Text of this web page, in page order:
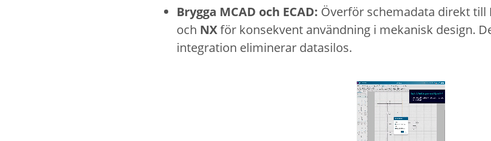
Brygga MCAD och ECAD: Överför schemadata direkt till
och NXför konsekvent användning i mekanisk design.
integration eliminerar datasilos.